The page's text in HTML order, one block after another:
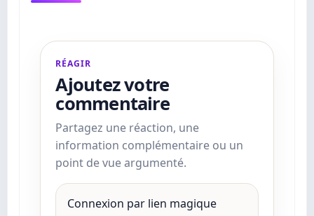
RÉAGIR
Ajoutez votre
commentaire
Partagez une réaction, une
information complémentaire ou un
point de vue argumenté.
Connexion par lien magique